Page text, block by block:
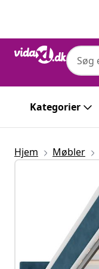
Kategorier
Hjem Møbler